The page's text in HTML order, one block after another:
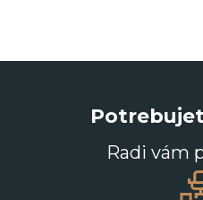
Radi vám